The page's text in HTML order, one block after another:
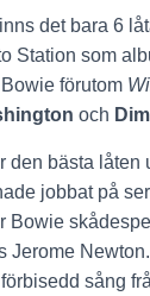
det bara 6
Station som
förutom
och
den bästa låten
jobbat på
Bowie
Jerome
sång